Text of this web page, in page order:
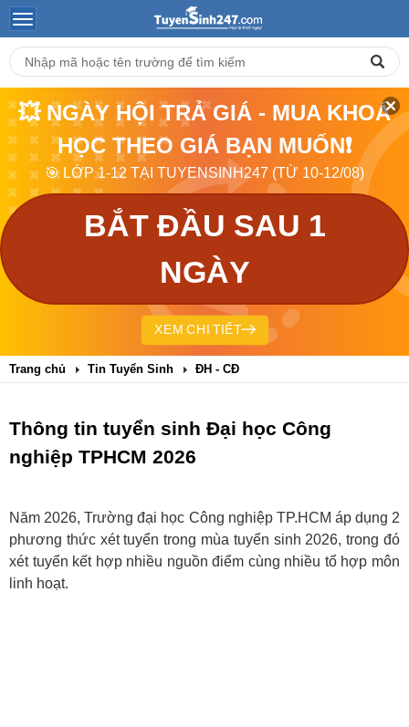
💥 NGÀY HỘI TRẢ GIÁ - MUA KHOÁ
HỌC THEO GIÁ BẠN MUỐN❗
🎯 LỚP 1-12 TẠI TUYENSINH247 (TỪ 10-12/08)
BẮT ĐẦU SAU 1
NGÀY
XEM CHI TIẾT
Trang chủ Tin Tuyển Sinh ĐH - CĐ
Thông tin tuyển sinh Đại học Công
nghiệp TPHCM 2026
Năm 2026, Trường đại học Công nghiệp TP.HCM áp dụng 2
phương thức xét tuyển trong mùa tuyển sinh 2026, trong đó
xét tuyển kết hợp nhiều nguồn điểm cùng nhiều tổ hợp môn
linh hoạt.